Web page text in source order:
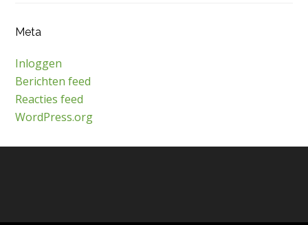
Meta
Inloggen
Berichten feed
Reacties feed
WordPress.org